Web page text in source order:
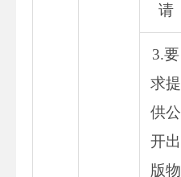
请
3.要
求提
供公
开出
版物